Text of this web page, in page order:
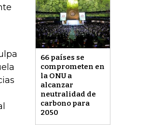
66 países se
comprometen en
la ONU a
alcanzar
neutralidad de
carbono para
2050